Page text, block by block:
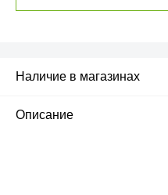
Наличие в магазинах
Описание